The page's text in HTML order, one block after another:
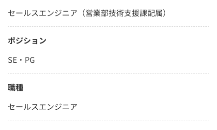
セールスエンジニア（営業部技術支援課配属）
ポジション
SE・PG
職種
セールスエンジニア